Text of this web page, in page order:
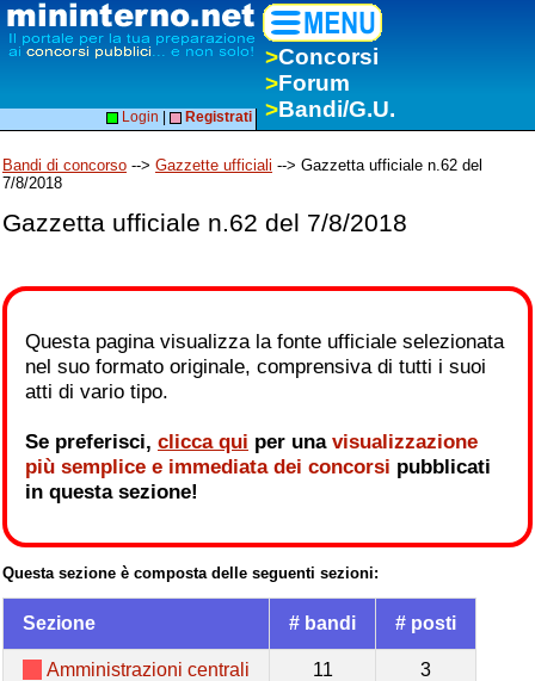
>Concorsi
>Forum
>Bandi/G.U.
Login Registrati
Bandi di concorso --> Gazzette ufficiali --> Gazzetta ufficiale n.62 del
7/8/2018
Gazzetta ufficiale n.62 del 7/8/2018
Questa pagina visualizza la fonte ufficiale selezionata
nel suo formato originale, comprensiva di tutti i suoi
atti di vario tipo.
Se preferisci, clicca qui per una visualizzazione
più semplice e immediata dei concorsi pubblicati
in questa sezione!
Questa sezione è composta delle seguenti sezioni:
Sezione # bandi # posti
Amministrazioni centrali 11 3